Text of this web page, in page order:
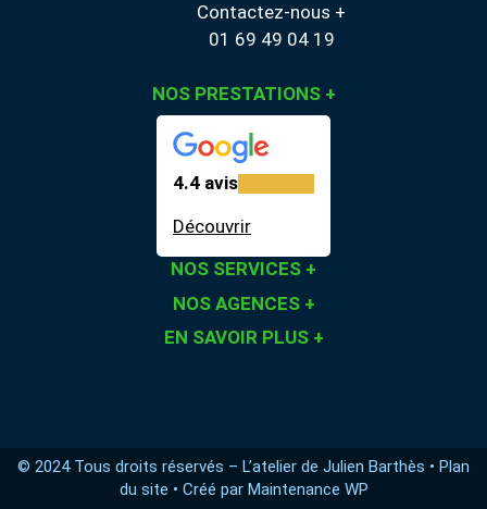
Contactez-nous +
01 69 49 04 19
NOS PRESTATIONS +
4.4 avis
Découvrir
NOS SERVICES +
NOS AGENCES +
EN SAVOIR PLUS +
© 2024 Tous droits réservés – L’atelier de Julien Barthès • Plan
du site • Créé par Maintenance WP